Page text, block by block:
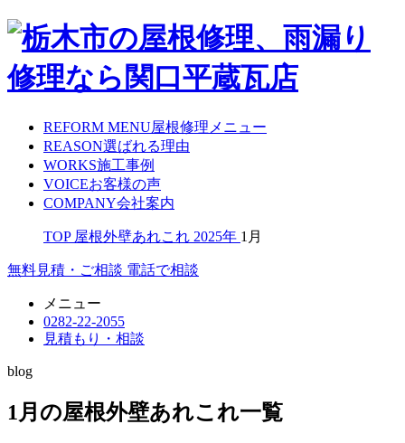
REFORM MENU屋根修理メニュー
REASON選ばれる理由
WORKS施工事例
VOICEお客様の声
COMPANY会社案内
TOP 屋根外壁あれこれ 2025年 1月
無料見積・ご相談 電話で相談
メニュー
0282-22-2055
見積もり・相談
blog
1月の屋根外壁あれこれ一覧